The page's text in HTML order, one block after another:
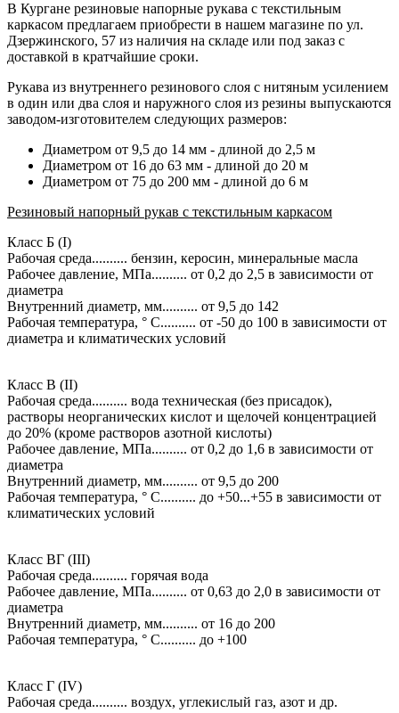
В Кургане резиновые напорные рукава с текстильным
каркасом предлагаем приобрести в нашем магазине по ул.
Дзержинского, 57 из наличия на складе или под заказ с
доставкой в кратчайшие сроки.
Рукава из внутреннего резинового слоя с нитяным усилением
в один или два слоя и наружного слоя из резины выпускаются
заводом-изготовителем следующих размеров:
Диаметром от 9,5 до 14 мм - длиной до 2,5 м
Диаметром от 16 до 63 мм - длиной до 20 м
Диаметром от 75 до 200 мм - длиной до 6 м
Резиновый напорный рукав с текстильным каркасом
Класс Б (I)
Рабочая среда.......... бензин, керосин, минеральные масла
Рабочее давление, МПа.......... от 0,2 до 2,5 в зависимости от
диаметра
Внутренний диаметр, мм.......... от 9,5 до 142
Рабочая температура, ° С.......... от -50 до 100 в зависимости от
диаметра и климатических условий
Класс B (II)
Рабочая среда.......... вода техническая (без присадок),
растворы неорганических кислот и щелочей концентрацией
до 20% (кроме растворов азотной кислоты)
Рабочее давление, МПа.......... от 0,2 до 1,6 в зависимости от
диаметра
Внутренний диаметр, мм.......... от 9,5 до 200
Рабочая температура, ° С.......... до +50...+55 в зависимости от
климатических условий
Класс BГ (III)
Рабочая среда.......... горячая вода
Рабочее давление, МПа.......... от 0,63 до 2,0 в зависимости от
диаметра
Внутренний диаметр, мм.......... от 16 до 200
Рабочая температура, ° С.......... до +100
Класс Г (IV)
Рабочая среда.......... воздух, углекислый газ, азот и др.